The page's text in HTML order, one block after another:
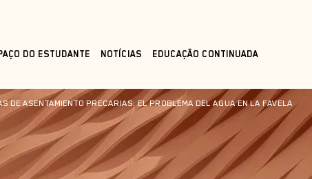
DO ESTUDANTE NOTÍCIAS EDUCAÇÃO CONTINUADA
DE ASENTAMIENTO PRECARIAS: EL PROBLEMA DEL AGUA EN LA FAVELA